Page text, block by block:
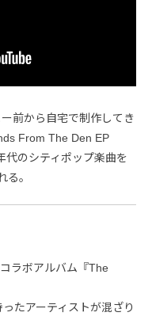
前から自宅で制作してき
From The Den EP
代のシティポップ楽曲を
る。
ラボアルバム『The
たアーティストが混ざり